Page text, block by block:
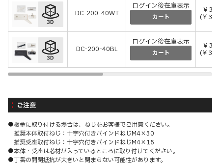
DC-200-40WT
ログイン後在庫表示
カート
￥
(￥
DC-200-40BL
ログイン後在庫表示
カート
￥
(￥
ご注意
●板金に取り付ける場合は、ねじをお客様でご用意ください。
推奨本体取付ねじ：十字穴付きバインドねじM4×30
推奨受座取付ねじ：十字穴付きバインドねじM4×15
●本体・受座は芯材が入っているところに取り付けてください。
●丁番の開閉抵抗が大きいと閉まらない可能性があります。